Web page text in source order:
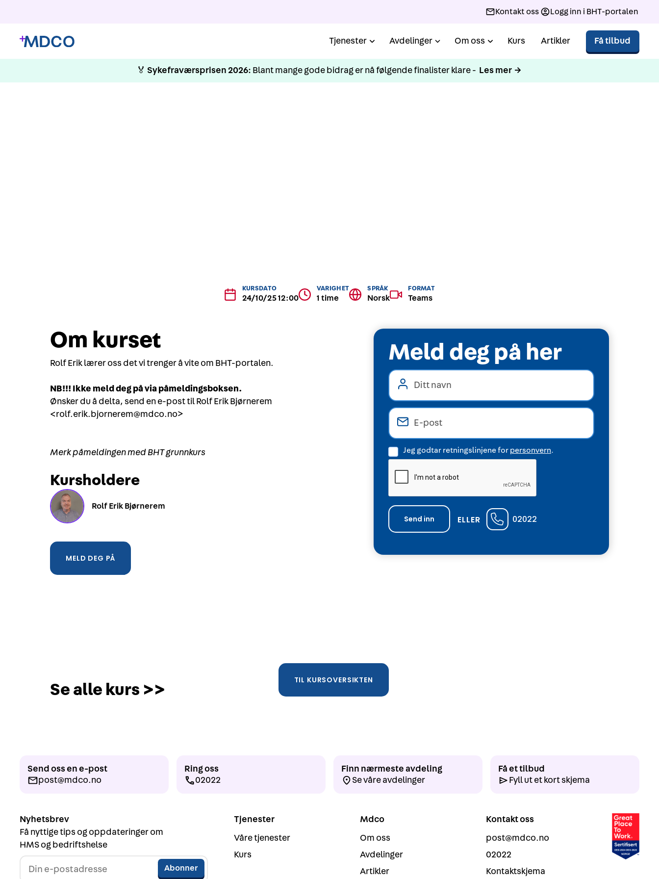
Kontakt oss Logg inn i BHT-portalen
Tjenester Avdelinger Om oss Kurs Artikler Få tilbud
🏅 Sykefraværsprisen 2026: Blant mange gode bidrag er nå følgende finalister klare - Les mer →
KURSDATO
24/10/25 12:00
VARIGHET
1 time
SPRÅK
Norsk
FORMAT
Teams
Om kurset
Rolf Erik lærer oss det vi trenger å vite om BHT-portalen.
NB!!! Ikke meld deg på via påmeldingsboksen.
Ønsker du å delta, send en e-post til Rolf Erik Bjørnerem
<rolf.erik.bjornerem@mdco.no>
Merk påmeldingen med BHT grunnkurs
Kursholdere
Rolf Erik Bjørnerem
MELD DEG PÅ
Meld deg på her
Jeg godtar retningslinjene for personvern.
ELLER 02022
Se alle kurs >>
TIL KURSOVERSIKTEN
Send oss en e-post
post@mdco.no
Ring oss
02022
Finn nærmeste avdeling
Se våre avdelinger
Få et tilbud
Fyll ut et kort skjema
Nyhetsbrev
Få nyttige tips og oppdateringer om
HMS og bedriftshelse
Tjenester
Våre tjenester
Kurs
Mdco
Om oss
Avdelinger
Artikler
Kontakt oss
post@mdco.no
02022
Kontaktskjema